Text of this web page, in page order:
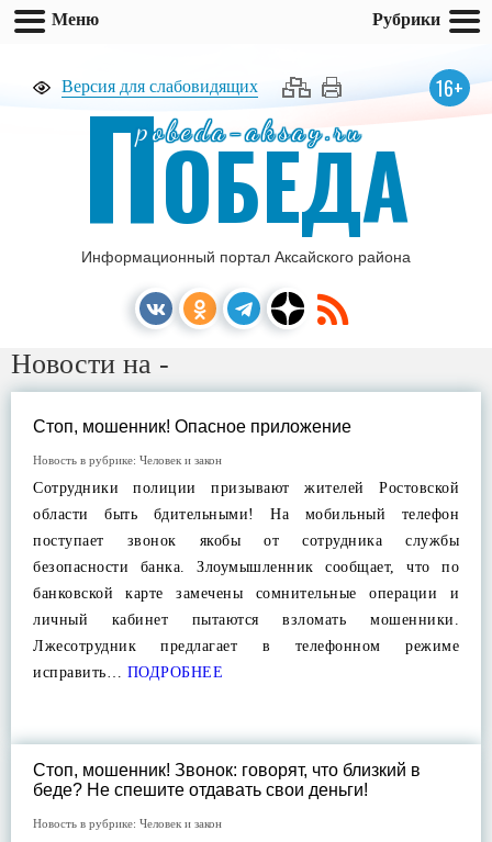
Версия для слабовидящих 16+
pobeda-aksay.ru
ПОБЕДА
Информационный портал Аксайского района
Новости на -
Стоп, мошенник! Опасное приложение
Новость в рубрике: Человек и закон
Сотрудники полиции призывают жителей Ростовской
области быть бдительными! На мобильный телефон
поступает звонок якобы от сотрудника службы
безопасности банка. Злоумышленник сообщает, что по
банковской карте замечены сомнительные операции и
личный кабинет пытаются взломать мошенники.
Лжесотрудник предлагает в телефонном режиме
исправить… ПОДРОБНЕЕ
Стоп, мошенник! Звонок: говорят, что близкий в
беде? Не спешите отдавать свои деньги!
Новость в рубрике: Человек и закон
Меню Рубрики